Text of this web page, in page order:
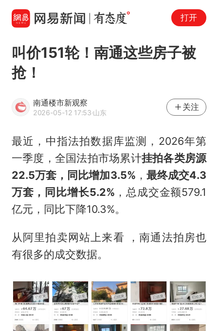
打开
叫价151轮！南通这些房子被
抢！
南通楼市新观察
2026-05-12 17:53·山东
关注
最近，中指法拍数据库监测，2026年第
一季度，全国法拍市场累计挂拍各类房源
22.5万套，同比增加3.5% ， 最终成交4.3
万套，同比增长5.2% ，总成交金额579.1
亿元，同比下降10.3%。
从阿里拍卖网站上来看 ，南通法拍房也
有很多的成交数据。